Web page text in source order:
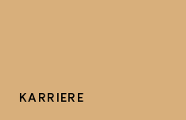
KARRIERE